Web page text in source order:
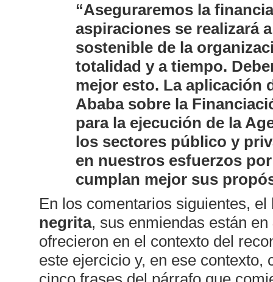
“Aseguraremos la
aspiraciones se realizará
sostenible de la
totalidad y a tiempo.
mejor esto. La aplicación
Ababa sobre la
para la ejecución de la
los sectores público y
en nuestros esfuerzos
cumplan mejor sus
En los comentarios siguientes,
negrita, sus enmiendas están en
ofrecieron en el contexto del
este ejercicio y, en ese contexto,